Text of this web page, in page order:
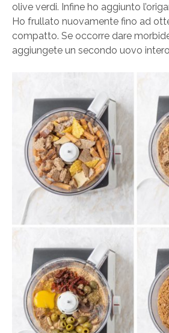
olive verdi. Infine ho aggiunto
Ho frullato nuovamente fino ad
compatto. Se occorre dare
aggiungete un secondo uovo